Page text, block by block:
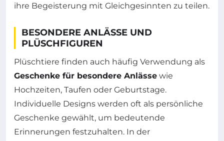
ihre Begeisterung mit Gleichgesinnten zu teilen.
BESONDERE ANLÄSSE UND
PLÜSCHFIGUREN
Plüschtiere finden auch häufig Verwendung als
Geschenke für besondere Anlässe wie
Hochzeiten, Taufen oder Geburtstage.
Individuelle Designs werden oft als persönliche
Geschenke gewählt, um bedeutende
Erinnerungen festzuhalten. In der